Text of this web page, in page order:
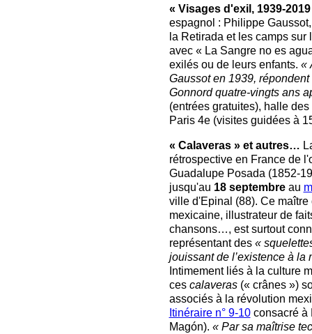
« Visages d'exil, 1939-2019
espagnol : Philippe
la Retirada et les camps
avec « La Sangre no es
exilés ou de leurs enfants. «
Gaussot en 1939,
Gonnord quatre-vingts ans
(entrées gratuites), halle
Paris 4e (visites guidées à
« Calaveras » et autres…
rétrospective en France de
Guadalupe Posada (1852-
jusqu'au 18 septembreau
ville d'Epinal (88). Ce maître
mexicaine, illustrateur de
chansons…, est surtout
représentant des «
jouissant de l’existence à la
Intimement liés à la culture
ces calaveras(« crânes »)
associés à la révolution
Itinéraire n° 9-10consacré à
Magón). « Par sa maîtrise